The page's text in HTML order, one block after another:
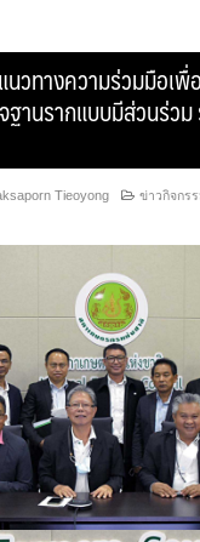
วทางความร่วมมือเพื่
ฐานรากแบบมีส่วนร่ว
Tieoyong ข่าวกิจกร